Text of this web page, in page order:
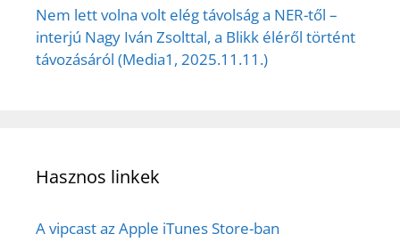
Nem lett volna volt elég távolság a NER-től –
interjú Nagy Iván Zsolttal, a Blikk éléről történt
távozásáról (Media1, 2025.11.11.)
Hasznos linkek
A vipcast az Apple iTunes Store-ban